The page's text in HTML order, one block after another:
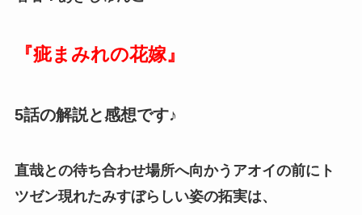
『疵まみれの花嫁』
5話の解説と感想です♪
直哉との待ち合わせ場所へ向かうアオイの前にト
ツゼン現れたみすぼらしい姿の拓実は、